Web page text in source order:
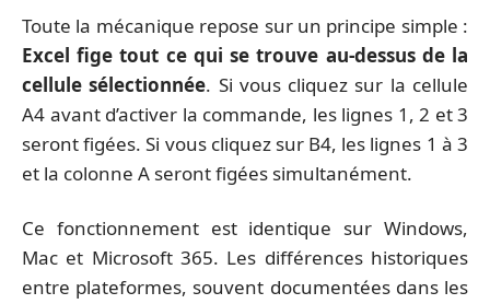
Toute la mécanique repose sur un principe simple :
Excel fige tout ce qui se trouve au-dessus de la
cellule sélectionnée. Si vous cliquez sur la cellule
A4 avant d’activer la commande, les lignes 1, 2 et 3
seront figées. Si vous cliquez sur B4, les lignes 1 à 3
et la colonne A seront figées simultanément.
Ce fonctionnement est identique sur Windows,
Mac et Microsoft 365. Les différences historiques
entre plateformes, souvent documentées dans les